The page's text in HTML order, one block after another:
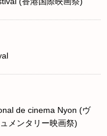
de cinema Nyon (ヴ
メンタリー映画祭)